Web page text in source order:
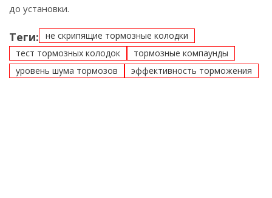
до установки.
Теги:
не скрипящие тормозные колодки
тест тормозных колодок
тормозные компаунды
уровень шума тормозов
эффективность торможения